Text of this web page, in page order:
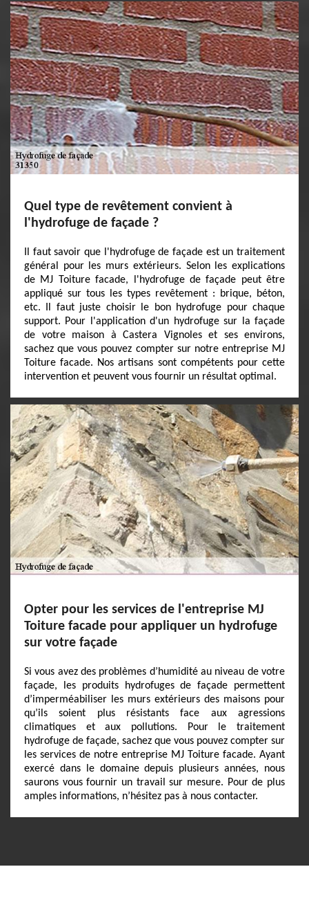
Quel type de revêtement convient à
l'hydrofuge de façade ?
Il faut savoir que l'hydrofuge de façade est un traitement
général pour les murs extérieurs. Selon les explications
de MJ Toiture facade, l'hydrofuge de façade peut être
appliqué sur tous les types revêtement : brique, béton,
etc. Il faut juste choisir le bon hydrofuge pour chaque
support. Pour l'application d'un hydrofuge sur la façade
de votre maison à Castera Vignoles et ses environs,
sachez que vous pouvez compter sur notre entreprise MJ
Toiture facade. Nos artisans sont compétents pour cette
intervention et peuvent vous fournir un résultat optimal.
Opter pour les services de l'entreprise MJ
Toiture facade pour appliquer un hydrofuge
sur votre façade
Si vous avez des problèmes d’humidité au niveau de votre
façade, les produits hydrofuges de façade permettent
d’imperméabiliser les murs extérieurs des maisons pour
qu’ils soient plus résistants face aux agressions
climatiques et aux pollutions. Pour le traitement
hydrofuge de façade, sachez que vous pouvez compter sur
les services de notre entreprise MJ Toiture facade. Ayant
exercé dans le domaine depuis plusieurs années, nous
saurons vous fournir un travail sur mesure. Pour de plus
amples informations, n’hésitez pas à nous contacter.